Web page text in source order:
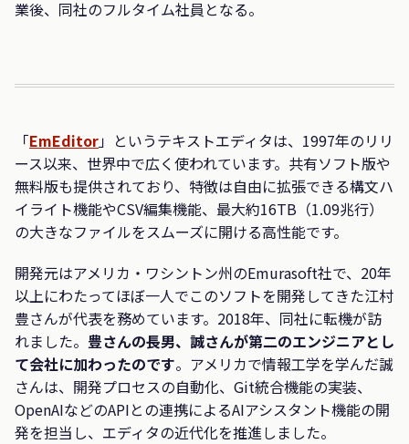
業後、同社のフルタイム社員となる。
「EmEditor」というテキストエディタは、1997年のリリ
ース以来、世界中で広く使われています。共有ソフト版や
無料版も提供されており、特徴は自由に拡張できる構文ハ
イライト機能やCSV編集機能、最大約16TB（1.09兆行）
の大きなファイルをスムーズに開ける高性能です。
開発元はアメリカ・ワシントン州のEmurasoft社で、20年
以上にわたってほぼ一人でこのソフトを開発してきた江村
豊さんが代表を務めています。2018年、同社に転機が訪
れました。 豊さんの長男、誠さんが第二のエンジニアとし
て会社に加わったのです。アメリカで情報工学を学んだ誠
さんは、開発プロセスの自動化、Git統合機能の実装、
OpenAIなどのAPIとの連携によるAIアシスタント機能の開
発を担当し、エディタの近代化を推進しました。